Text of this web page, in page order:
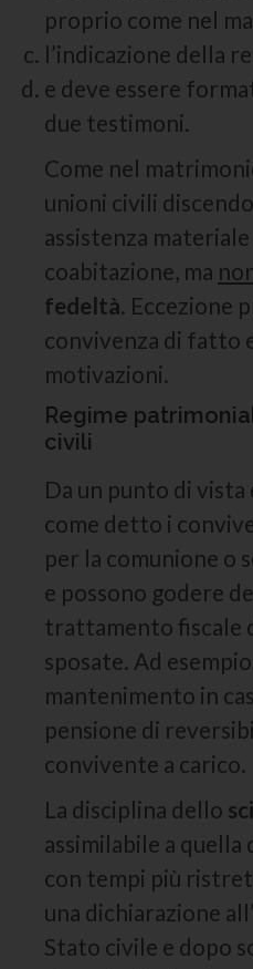
proprio come nel
l’indicazione della
e deve essere
due testimoni.
Come nel
unioni civili
assistenza
coabitazione, ma
fedeltà. Eccezione
convivenza di fatto
motivazioni.
Regime
civili
Da un punto di vista
come detto i
per la comunione o
e possono godere
trattamento fiscale
sposate. Ad
mantenimento in
pensione di
convivente a carico.
La disciplina dello
assimilabile a
con tempi più
una dichiarazione
Stato civile e dopo